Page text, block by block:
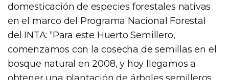
domesticación de especies forestales nativas
en el marco del Programa Nacional Forestal
del INTA: “Para este Huerto Semillero,
comenzamos con la cosecha de semillas en el
bosque natural en 2008, y hoy llegamos a